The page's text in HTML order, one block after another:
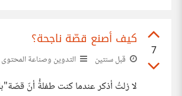
7
كيف أصنع قصّة ناجحة؟
قبل سنتين التدوين وصناعة المحتوى
لا زلتُ أذكر عندما كنت طفلةُُ أنّ